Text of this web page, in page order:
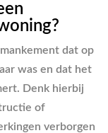
dat op
was en dat het
Denk hierbij
of
verborgen